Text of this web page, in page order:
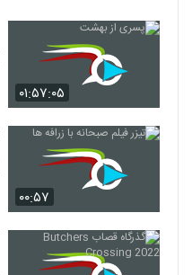
۰۱:۵۷:۰۵
۰۰:۵۷